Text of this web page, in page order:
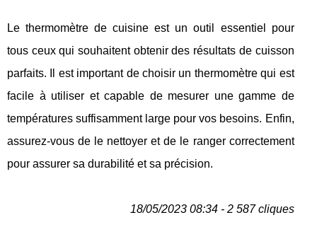
Le thermomètre de cuisine est un outil essentiel pour
tous ceux qui souhaitent obtenir des résultats de cuisson
parfaits. Il est important de choisir un thermomètre qui est
facile à utiliser et capable de mesurer une gamme de
températures suffisamment large pour vos besoins. Enfin,
assurez-vous de le nettoyer et de le ranger correctement
pour assurer sa durabilité et sa précision.
18/05/2023 08:34 - 2 587 cliques